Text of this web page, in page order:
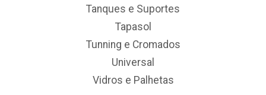
Tanques e Suportes
Tapasol
Tunning e Cromados
Universal
Vidros e Palhetas